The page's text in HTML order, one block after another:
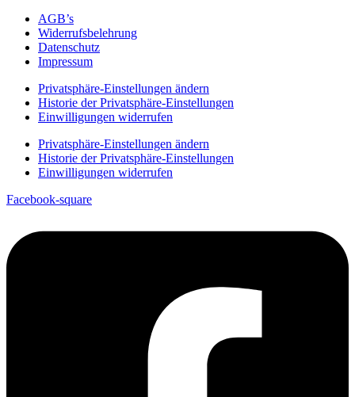
AGB’s
Widerrufsbelehrung
Datenschutz
Impressum
Privatsphäre-Einstellungen ändern
Historie der Privatsphäre-Einstellungen
Einwilligungen widerrufen
Privatsphäre-Einstellungen ändern
Historie der Privatsphäre-Einstellungen
Einwilligungen widerrufen
Facebook-square